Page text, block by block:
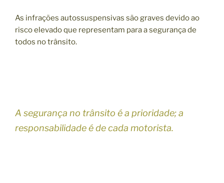
As infrações autossuspensivas são graves devido ao
risco elevado que representam para a segurança de
todos no trânsito.
A segurança no trânsito é a prioridade; a
responsabilidade é de cada motorista.